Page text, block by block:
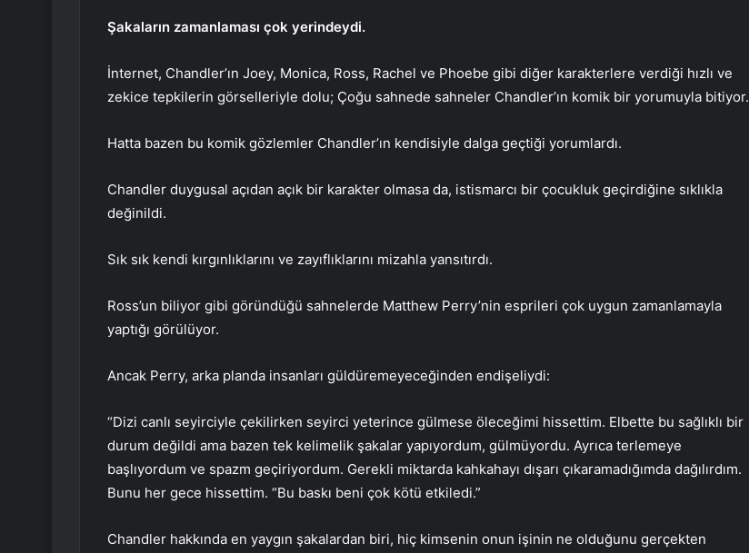
Şakaların zamanlaması çok yerindeydi.
İnternet, Chandler’ın Joey, Monica, Ross, Rachel ve Phoebe gibi diğer karakterlere verdiği hızlı ve
zekice tepkilerin görselleriyle dolu; Çoğu sahnede sahneler Chandler’ın komik bir yorumuyla bitiyor.
Hatta bazen bu komik gözlemler Chandler’ın kendisiyle dalga geçtiği yorumlardı.
Chandler duygusal açıdan açık bir karakter olmasa da, istismarcı bir çocukluk geçirdiğine sıklıkla
değinildi.
Sık sık kendi kırgınlıklarını ve zayıflıklarını mizahla yansıtırdı.
Ross’un biliyor gibi göründüğü sahnelerde Matthew Perry’nin esprileri çok uygun zamanlamayla
yaptığı görülüyor.
Ancak Perry, arka planda insanları güldüremeyeceğinden endişeliydi:
“Dizi canlı seyirciyle çekilirken seyirci yeterince gülmese öleceğimi hissettim. Elbette bu sağlıklı bir
durum değildi ama bazen tek kelimelik şakalar yapıyordum, gülmüyordu. Ayrıca terlemeye
başlıyordum ve spazm geçiriyordum. Gerekli miktarda kahkahayı dışarı çıkaramadığımda dağılırdım.
Bunu her gece hissettim. “Bu baskı beni çok kötü etkiledi.”
Chandler hakkında en yaygın şakalardan biri, hiç kimsenin onun işinin ne olduğunu gerçekten